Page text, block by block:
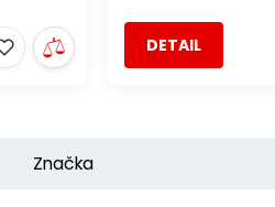
DETAIL
Značka